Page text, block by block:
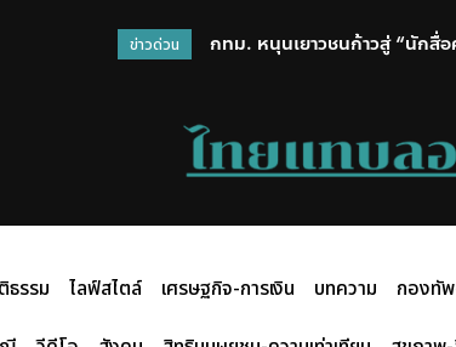
ข่าวด่วน
กทม. หนุนเยาวชนก้าวสู่ “นักสื่
ธรรม ไลฟ์สไตล์ เศรษฐกิจ-การเงิน บทความ กองทั